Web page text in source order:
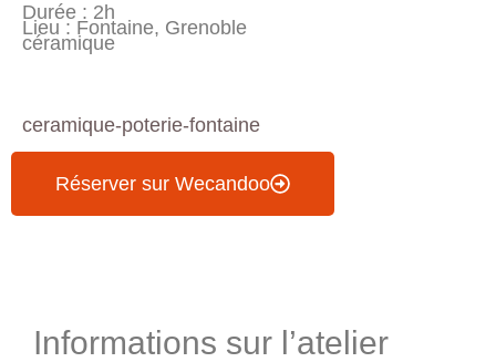
Durée : 2h
Lieu : Fontaine, Grenoble
céramique
ceramique-poterie-fontaine
Réserver sur Wecandoo
Informations sur l’atelier